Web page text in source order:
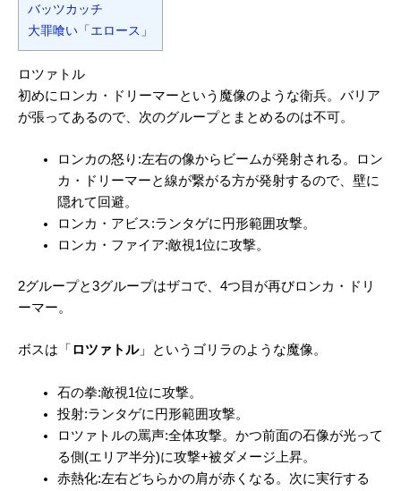
バッツカッチ
大罪喰い「エロース」
ロツァトル
初めにロンカ・ドリーマーという魔像のような衛兵。バリア
が張ってあるので、次のグループとまとめるのは不可。
ロンカの怒り:左右の像からビームが発射される。ロン
カ・ドリーマーと線が繋がる方が発射するので、壁に
隠れて回避。
ロンカ・アビス:ランタゲに円形範囲攻撃。
ロンカ・ファイア:敵視1位に攻撃。
2グループと3グループはザコで、4つ目が再びロンカ・ドリ
ーマー。
ボスは「 ロツァトル」というゴリラのような魔像。
石の拳:敵視1位に攻撃。
投射:ランタゲに円形範囲攻撃。
ロツァトルの罵声:全体攻撃。かつ前面の石像が光って
る側(エリア半分)に攻撃+被ダメージ上昇。
赤熱化:左右どちらかの肩が赤くなる。次に実行する